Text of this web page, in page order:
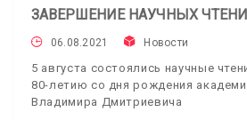
ЗАВЕРШЕНИЕ НАУЧНЫХ
06.08.2021 Новости
5 августа состоялись научные
80-летию со дня рождения
Владимира Дмитриевича